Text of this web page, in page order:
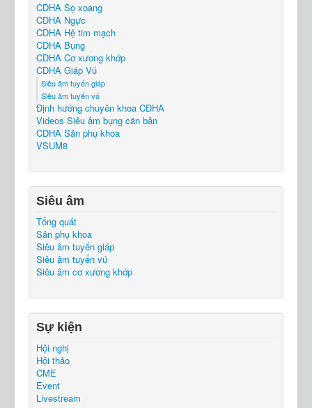
CDHA Sọ xoang
CDHA Ngực
CDHA Hệ tim mạch
CDHA Bụng
CDHA Cơ xương khớp
CDHA Giáp Vú
Siêu âm tuyến giáp
Siêu âm tuyến vú
Định hướng chuyên khoa CĐHA
Videos Siêu âm bụng căn bản
CDHA Sản phụ khoa
VSUM8
Siêu âm
Tổng quát
Sản phụ khoa
Siêu âm tuyến giáp
Siêu âm tuyến vú
Siêu âm cơ xương khớp
Sự kiện
Hội nghị
Hội thảo
CME
Event
Livestream